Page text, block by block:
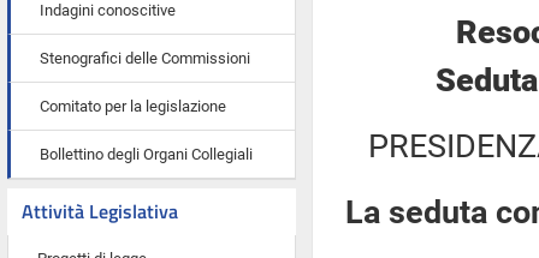
Indagini conoscitive
Stenografici delle Commissioni
Comitato per la legislazione
Bollettino degli Organi Collegiali
Attività Legislativa
La seduta